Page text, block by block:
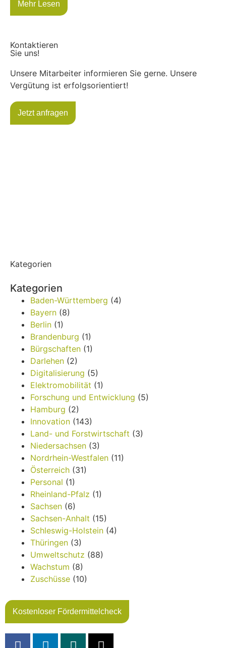
Mehr Lesen
Kontaktieren
Sie uns!
Unsere Mitarbeiter informieren Sie gerne. Unsere
Vergütung ist erfolgsorientiert!
Jetzt anfragen
Kategorien
Kategorien
Baden-Württemberg (4)
Bayern (8)
Berlin (1)
Brandenburg (1)
Bürgschaften (1)
Darlehen (2)
Digitalisierung (5)
Elektromobilität (1)
Forschung und Entwicklung (5)
Hamburg (2)
Innovation (143)
Land- und Forstwirtschaft (3)
Niedersachsen (3)
Nordrhein-Westfalen (11)
Österreich (31)
Personal (1)
Rheinland-Pfalz (1)
Sachsen (6)
Sachsen-Anhalt (15)
Schleswig-Holstein (4)
Thüringen (3)
Umweltschutz (88)
Wachstum (8)
Zuschüsse (10)
Kostenloser Fördermittelcheck